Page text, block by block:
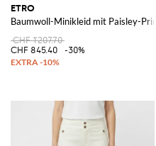
ETRO
Baumwoll-Minikleid mit Paisley-Print
CHF 1'207.70
CHF 845.40
-30%